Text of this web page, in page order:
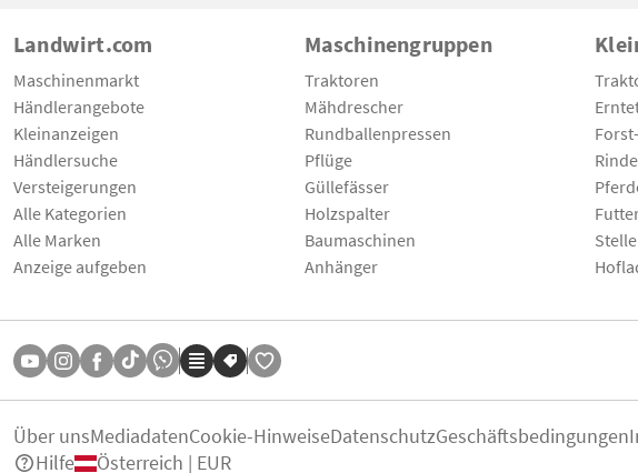
Landwirt.com
Maschinenmarkt
Händlerangebote
Kleinanzeigen
Händlersuche
Versteigerungen
Alle Kategorien
Alle Marken
Anzeige aufgeben
Maschinengruppen
Traktoren
Mähdrescher
Rundballenpressen
Pflüge
Güllefässer
Holzspalter
Baumaschinen
Anhänger
Über unsMediadatenCookie-HinweiseDatenschutzGeschäftsbedingungen
Hilfe
Österreich | EUR